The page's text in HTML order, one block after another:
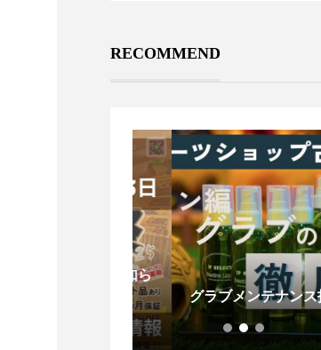
RECOMMEND
グラブメンテナンス指南書